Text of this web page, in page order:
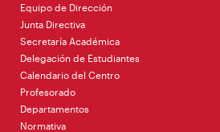
Equipo de Dirección
Junta Directiva
Secretaría Académica
Delegación de Estudiantes
Calendario del Centro
Profesorado
Departamentos
Normativa